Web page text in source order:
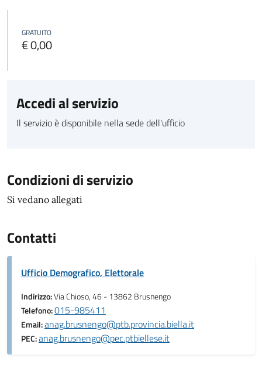
GRATUITO
€ 0,00
Accedi al servizio
Il servizio è disponibile nella sede dell'ufficio
Condizioni di servizio
Si vedano allegati
Contatti
Ufficio Demografico, Elettorale
Indirizzo:Via Chioso, 46 - 13862 Brusnengo
Telefono:015-985411
Email:anag.brusnengo@ptb.provincia.biella.it
PEC:anag.brusnengo@pec.ptbiellese.it